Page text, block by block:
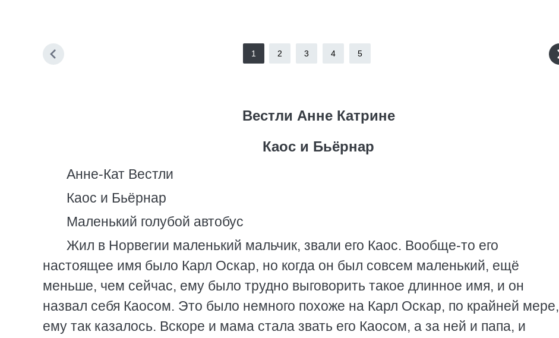
1 2 3 4 5
Вестли Анне Катрине
Каос и Бьёрнар
Анне-Кат Вестли
Каос и Бьёрнар
Маленький голубой автобус
Жил в Норвегии маленький мальчик, звали его Каос. Вообще-то его
настоящее имя было Карл Оскар, но когда он был совсем маленький, ещё
меньше, чем сейчас, ему было трудно выговорить такое длинное имя, и он
назвал себя Каосом. Это было немного похоже на Карл Оскар, по крайней мере,
ему так казалось. Вскоре и мама стала звать его Каосом, а за ней и папа, и